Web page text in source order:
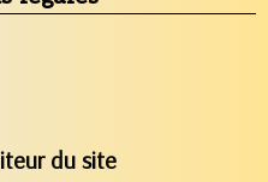
du site